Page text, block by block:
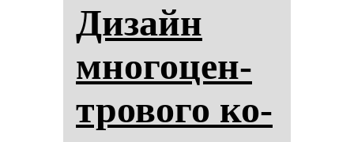
Ди­зайн
мно­го­цен­
тро­во­го ко­